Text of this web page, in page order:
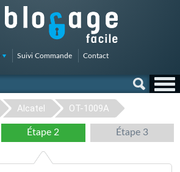
Suivi Commande Contact
Alcatel OT-1009A
Étape 2 Étape 3